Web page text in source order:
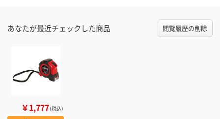
あなたが最近チェックした商品 閲覧履歴の削除
￥1,777（税込）